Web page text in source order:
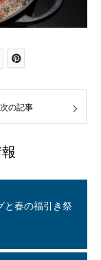
次の記事
と春の福引き祭